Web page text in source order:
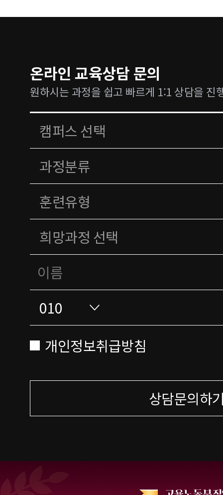
온라인 교육상담 문의
원하시는 과정을 쉽고 빠르게 1:1 상담을 진
개인정보취급방침
상담문의하